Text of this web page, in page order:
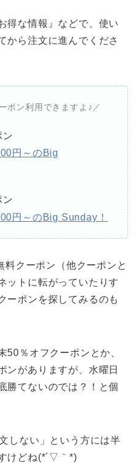
得な情報』などで、使い
から注文に進んでくださ
ポン利用できますよ♪／
ン
円～のBig
ン
円～のBig Sunday！
料クーポン（他クーポンと
ットに転がっていたりす
ーポンを探してみるのも
50％オフクーポンとか、
ンがありますが、水曜日
勝てないのでは？！と個
しない」という方には半
けどね(*´▽｀*)